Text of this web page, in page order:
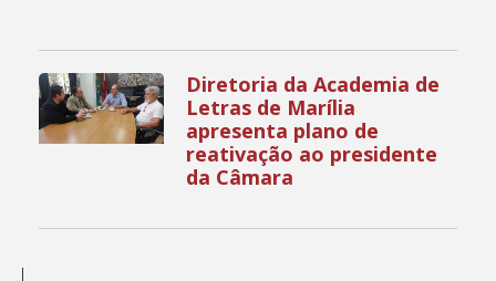
Diretoria da Academia de
Letras de Marília
apresenta plano de
reativação ao presidente
da Câmara